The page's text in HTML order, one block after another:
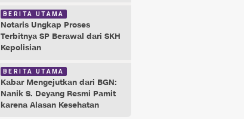
BERITA UTAMA
Notaris Ungkap Proses
Terbitnya SP Berawal dari SKH
Kepolisian
BERITA UTAMA
Kabar Mengejutkan dari BGN:
Nanik S. Deyang Resmi Pamit
karena Alasan Kesehatan